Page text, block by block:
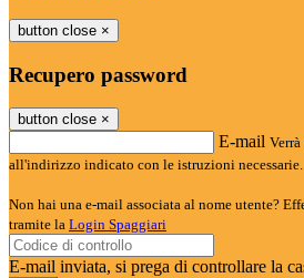
button close ×
Recupero password
button close ×
E-mail
all'indirizzo indicato con le istruzioni necessarie.
Non hai una e-mail associata al nome utente?
tramite la Login Spaggiari
E-mail inviata, si prega di controllare la